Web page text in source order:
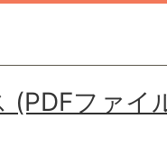
(PDFファイ